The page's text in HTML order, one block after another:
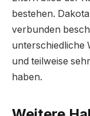
bestehen.
verbunden
unterschiedliche
und teilweise
haben.